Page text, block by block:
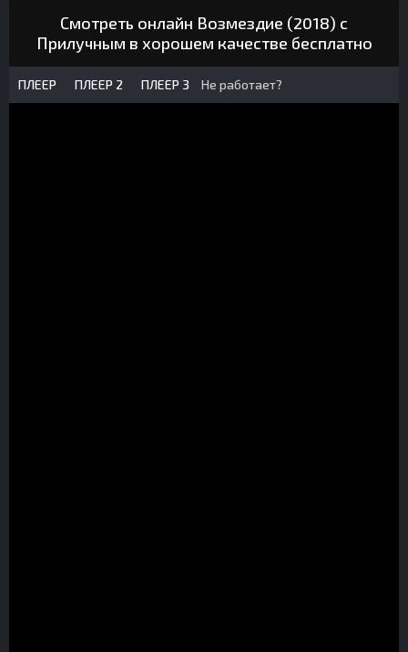
Смотреть онлайн Возмездие (2018) с
Прилучным в хорошем качестве бесплатно
ПЛЕЕР ПЛЕЕР 2 ПЛЕЕР 3 Не работает?